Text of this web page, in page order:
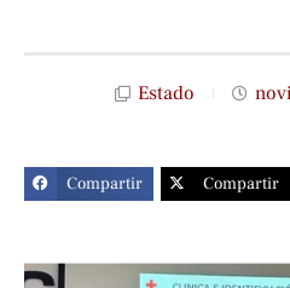
Estado
Compartir Compartir